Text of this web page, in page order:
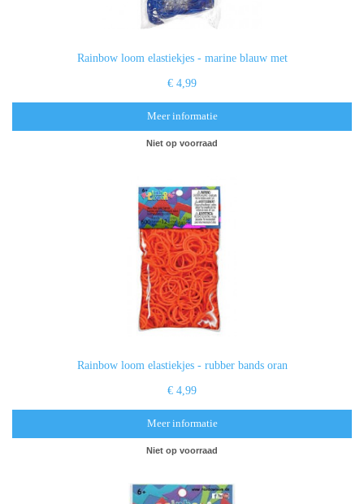
Rainbow loom elastiekjes - marine blauw met
€ 4,99
Meer informatie
Niet op voorraad
Rainbow loom elastiekjes - rubber bands oran
€ 4,99
Meer informatie
Niet op voorraad